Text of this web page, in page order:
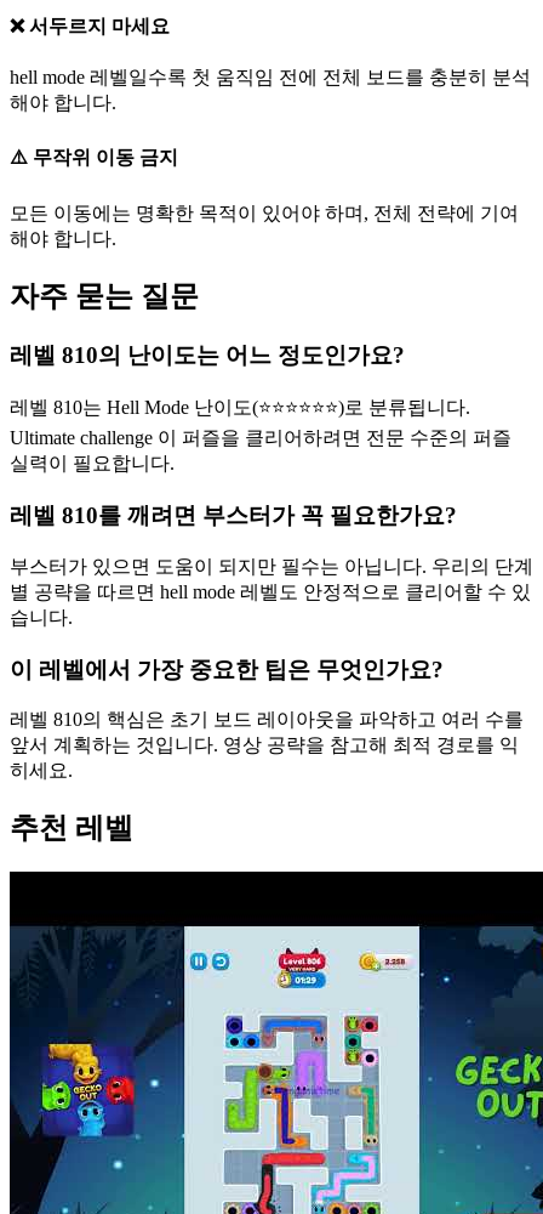
❌ 서두르지 마세요
hell mode 레벨일수록 첫 움직임 전에 전체 보드를 충분히 분석
해야 합니다.
⚠️ 무작위 이동 금지
모든 이동에는 명확한 목적이 있어야 하며, 전체 전략에 기여
해야 합니다.
자주 묻는 질문
레벨 810의 난이도는 어느 정도인가요?
레벨 810는 Hell Mode 난이도(⭐⭐⭐⭐⭐⭐)로 분류됩니다.
Ultimate challenge 이 퍼즐을 클리어하려면 전문 수준의 퍼즐
실력이 필요합니다.
레벨 810를 깨려면 부스터가 꼭 필요한가요?
부스터가 있으면 도움이 되지만 필수는 아닙니다. 우리의 단계
별 공략을 따르면 hell mode 레벨도 안정적으로 클리어할 수 있
습니다.
이 레벨에서 가장 중요한 팁은 무엇인가요?
레벨 810의 핵심은 초기 보드 레이아웃을 파악하고 여러 수를
앞서 계획하는 것입니다. 영상 공략을 참고해 최적 경로를 익
히세요.
추천 레벨